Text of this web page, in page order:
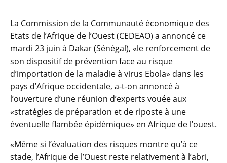
La Commission de la Communauté économique des
Etats de l’Afrique de l’Ouest (CEDEAO) a annoncé ce
mardi 23 juin à Dakar (Sénégal), «le renforcement de
son dispositif de prévention face au risque
d’importation de la maladie à virus Ebola» dans les
pays d’Afrique occidentale, a-t-on annoncé à
l’ouverture d’une réunion d’experts vouée aux
«stratégies de préparation et de riposte à une
éventuelle flambée épidémique» en Afrique de l’ouest.
«Même si l’évaluation des risques montre qu’à ce
stade, l’Afrique de l’Ouest reste relativement à l’abri,